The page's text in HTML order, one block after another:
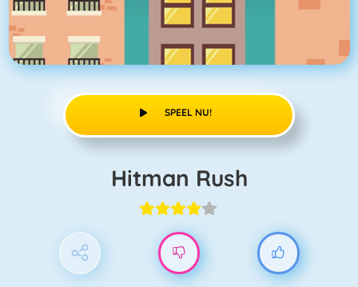
SPEEL NU!
Hitman Rush